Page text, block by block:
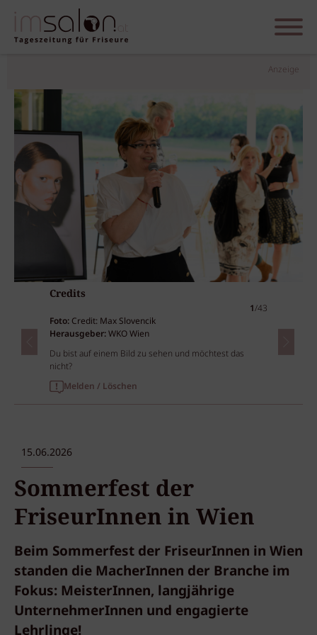
Anzeige
Credits
1/43
Foto: Credit: Max Slovencik
Herausgeber:WKO Wien
Du bist auf einem Bild zu sehen und möchtest das
nicht?
Melden / Löschen
15.06.2026
Sommerfest der
FriseurInnen in Wien
Beim Sommerfest der FriseurInnen in Wien
standen die MacherInnen der Branche im
Fokus: MeisterInnen, langjährige
UnternehmerInnen und engagierte